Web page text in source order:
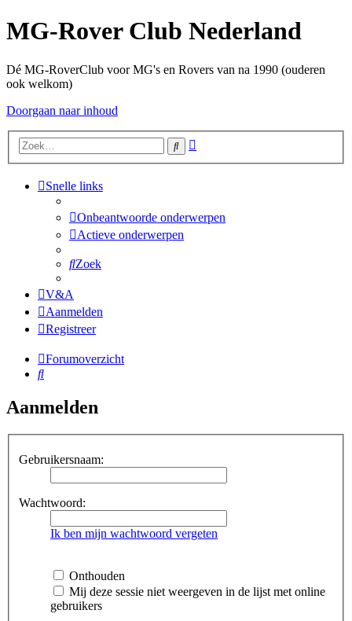
MG-Rover Club Nederland
Dé MG-RoverClub voor MG's en Rovers van na 1990 (ouderen
ook welkom)
Doorgaan naar inhoud
Zoek
Snelle links
Onbeantwoorde onderwerpen
Actieve onderwerpen
Zoek
V&A
Aanmelden
Registreer
Forumoverzicht
Zoek
Aanmelden
Gebruikersnaam:
Wachtwoord:
Ik ben mijn wachtwoord vergeten
Onthouden
Mij deze sessie niet weergeven in de lijst met online
gebruikers